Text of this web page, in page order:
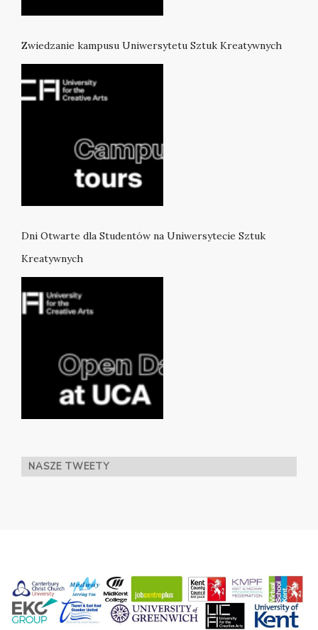
Zwiedzanie kampusu Uniwersytetu Sztuk Kreatywnych
Dni Otwarte dla Studentów na Uniwersytecie Sztuk
Kreatywnych
NASZE TWEETY